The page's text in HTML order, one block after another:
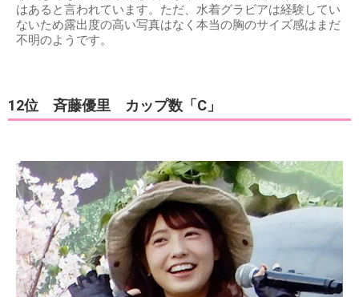
はあると言われています。ただ、水着グラビアは経験してい
ないため露出度の高い写真はなく本当の胸のサイズ感はまだ
不明のようです。
12位 斉藤優里 カップ数「C」